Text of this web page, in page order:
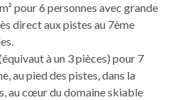
pour 6 personnes avec grande
direct aux pistes au 7ème
à un 3 pièces) pour 7
au pied des pistes, dans la
au cœur du domaine skiable